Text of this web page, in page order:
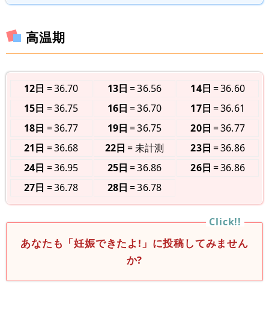
高温期
12日 36.70 13日 36.56 14日
36.60
15日
36.75 16日 36.70 17日
36.61
18日
36.77 19日 36.75 20日
36.77
21日
36.68 22日 未計測 23日
36.86
24日
36.95 25日 36.86 26日
36.86
27日
36.78 28日 36.78
あなたも「妊娠できたよ!」に投稿してみません
か?